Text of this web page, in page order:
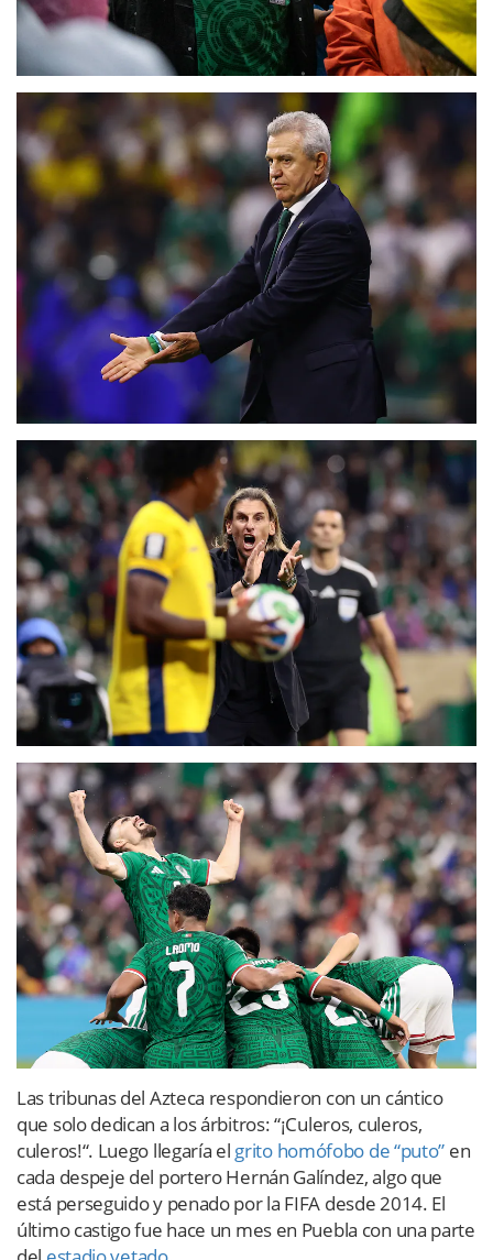
Las tribunas del Azteca respondieron con un cántico
que solo dedican a los árbitros: “¡Culeros, culeros,
culeros!“. Luego llegaría el grito homófobo de “puto” en
cada despeje del portero Hernán Galíndez, algo que
está perseguido y penado por la FIFA desde 2014. El
último castigo fue hace un mes en Puebla con una parte